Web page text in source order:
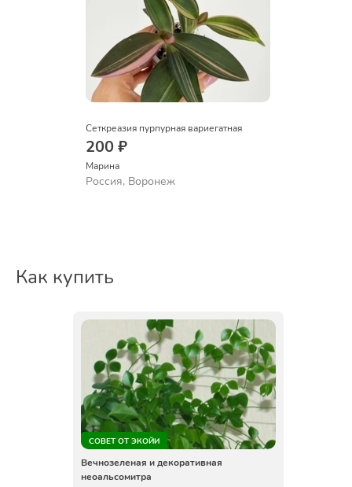
Сеткреазия пурпурная вариегатная
200 ₽
Марина
Россия, Воронеж
Как купить
СОВЕТ ОТ ЭКОЙИ
Вечнозеленая и декоративная
неоальсомитра